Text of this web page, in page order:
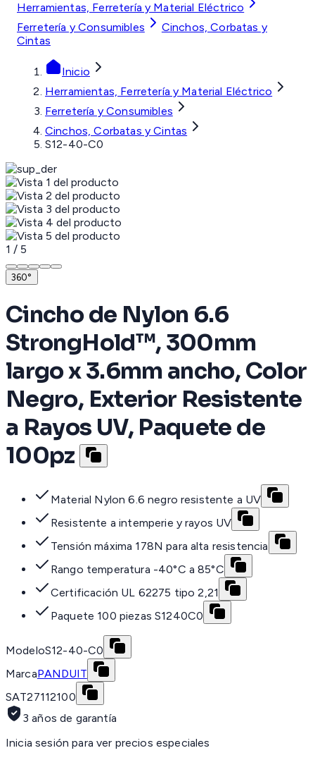
Herramientas, Ferretería y Material Eléctrico
Ferretería y Consumibles
Cinchos, Corbatas y
Cintas
Inicio
Herramientas, Ferretería y Material Eléctrico
Ferretería y Consumibles
Cinchos, Corbatas y Cintas
S12-40-C0
1 / 5
360°
Cincho de Nylon 6.6
StrongHold™, 300mm
largo x 3.6mm ancho, Color
Negro, Exterior Resistente
a Rayos UV, Paquete de
100pz
Material Nylon 6.6 negro resistente a UV
Resistente a intemperie y rayos UV
Tensión máxima 178N para alta resistencia
Rango temperatura -40°C a 85°C
Certificación UL 62275 tipo 2,21
Paquete 100 piezas S1240C0
ModeloS12-40-C0
MarcaPANDUIT
SAT27112100
3 años de garantía
Inicia sesión para ver precios especiales